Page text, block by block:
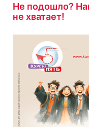
Не подошло?
не хватает!